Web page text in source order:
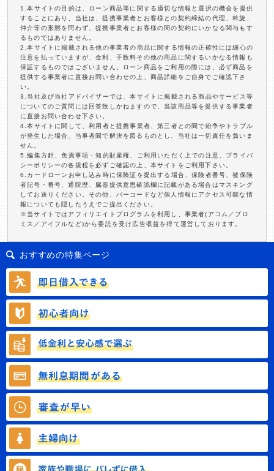
1.本サイトの目的は、ローン商品等に関する適切な情報と選択の機会を提供
することにあり、当社は、提携事業者とお客様との契約締結の代理、斡旋、
仲介等の形態を問わず、提携事業者とお客様の間の契約にいかなる関与もす
るものではありません。
2.本サイトに掲載される他の事業者の商品に関する情報の正確性には細心の
注意を払っていますが、金利、手数料その他の商品に関するいかなる情報も
保証するものではございません。ローン商品をご利用の際には、必ず商品を
提供する事業者に直接お問い合わせの上、商品詳細をご自身でご確認下さ
い。
3.当社及び当社アドバイザーでは、本サイトに掲載される商品やサービス等
についてのご質問には回答致しかねますので、当該商品等を提供する事業者
に直接お問い合わせ下さい。
4.本サイトに関して、利用者と提携事業者、第三者との間で紛争やトラブル
が発生した場合、当事者間で解決を図るものとし、当社は一切責任を負いま
せん。
5.編集方針、免責事項・知的財産権、ご利用いただく上での注意、プライバ
シーポリシーの各規程を必ずご確認の上、本サイトをご利用下さい。
6.カードローンお申し込み時に保険証を提出する場合、保険者番号、被保険
者記号・番号、通院歴、臓器提供意思確認欄に記載がある場合はマスキング
してお送りください。その他、バーコードなど個人情報にアクセス可能な情
報についても隠したうえでご提出ください。
※当サイトではアフィリエイトプログラムを利用し、事業者(アコム／プロ
ミス／アイフルなど)から委託を受け広告収益を得て運営しております。
おすすめの特集ページ